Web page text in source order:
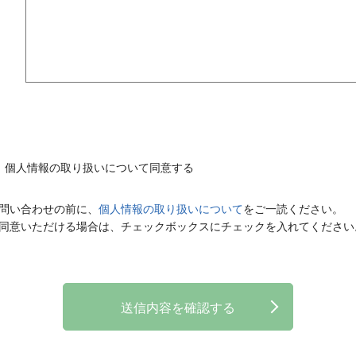
個人情報の取り扱いについて同意する
い合わせの前に、 個人情報の取り扱いについてをご一読ください。
意いただける場合は、チェックボックスにチェックを入れてくださ
送信内容を確認する